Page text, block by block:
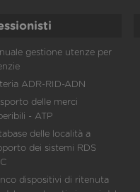
gestione utenze per
ADR-RID-ADN
delle merci
- ATP
delle località a
dei sistemi RDS
dispositivi di ritenuta